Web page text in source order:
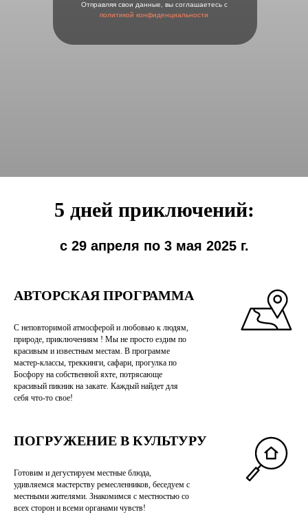
Отправляя свои данные, вы соглашаетесь с
политикой конфиденциальности
5 дней приключений:
с 29 апреля по 3 мая 2025 г.
АВТОРСКАЯ ПРОГРАММА
С неповторимой атмосферой и любовью к людям,
природе, приключениям ! Мы не просто ездим по
красивым и известным местам. В программе
мастер-классы, треккинги, сафари, прогулка по
Босфору на собственной яхте, потрясающе
красивый пикник на закате. Каждый найдет для
себя что-то свое!
ПОГРУЖЕНИЕ В КУЛЬТУРУ
Готовим и дегустируем местные блюда,
удивляемся мастерству ремесленников, беседуем с
местными жителями. Знакомимся с местностью со
всех сторон и всеми органами чувств!